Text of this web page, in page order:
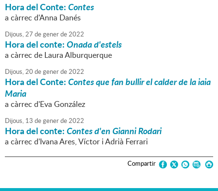
Hora del Conte:Contes
a càrrec d'Anna Danés
Dijous,27 degenerde2022
Hora del conte:Onada d'estels
a càrrec de Laura Alburquerque
Dijous,20 degenerde2022
Hora del Conte:Contes que fan bullir el calder de la iaia
Maria
a càrrec d'Eva González
Dijous, 13 degenerde2022
Hora del conte:Contes d'en Gianni Rodari
a càrrec d'Ivana Ares, Víctor i Adrià Ferrari
Compartir